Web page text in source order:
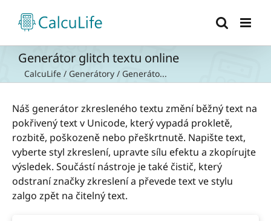
obsah
Generátor glitch textu online
CalcuLife / Generátory / Generáto...
Náš generátor zkresleného textu změní běžný text na
pokřivený text v Unicode, který vypadá prokletě,
rozbitě, poškozeně nebo přeškrtnutě. Napište text,
vyberte styl zkreslení, upravte sílu efektu a zkopírujte
výsledek. Součástí nástroje je také čistič, který
odstraní značky zkreslení a převede text ve stylu
zalgo zpět na čitelný text.